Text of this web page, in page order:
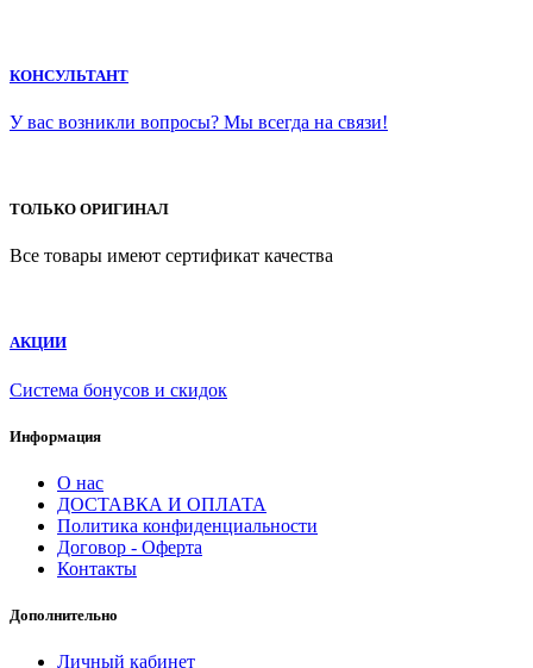
КОНСУЛЬТАНТ
У вас возникли вопросы? Мы всегда на связи!
ТОЛЬКО ОРИГИНАЛ
Все товары имеют сертификат качества
АКЦИИ
Система бонусов и скидок
Информация
О нас
ДОСТАВКА И ОПЛАТА
Политика конфиденциальности
Договор - Оферта
Контакты
Дополнительно
Личный кабинет